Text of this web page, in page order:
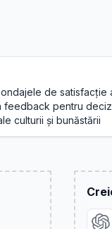
de satisfacție
feedback pentru
culturii și bunăstării